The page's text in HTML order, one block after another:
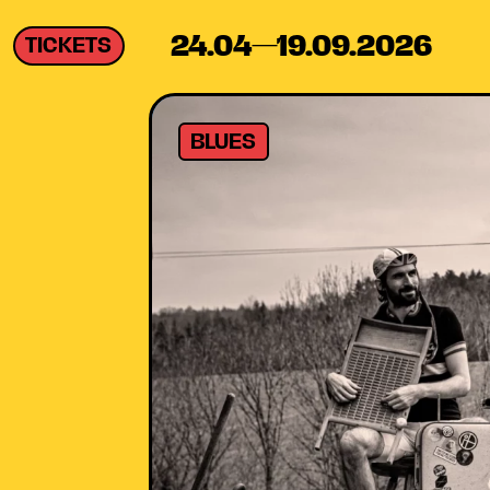
24.04—19.09.2026
TICKETS
BLUES